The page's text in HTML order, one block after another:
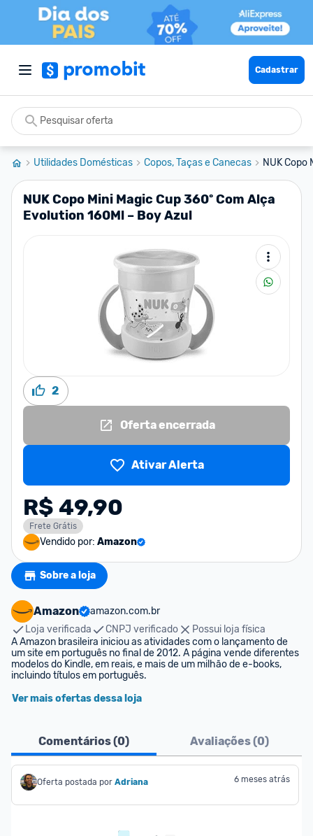
Cadastrar
Utilidades Domésticas Copos, Taças e Canecas NUK Copo
NUK Copo Mini Magic Cup 360º Com Alça
Evolution 160Ml – Boy Azul
2
Oferta encerrada
Ativar Alerta
R$ 49,90
Frete Grátis
Vendido por: Amazon
Sobre a loja
Amazon
amazon.com.br
Loja verificada
CNPJ verificado
Possui loja física
A Amazon brasileira iniciou as atividades com o lançamento de
um site em português no final de 2012. A página vende diferentes
modelos do Kindle, em reais, e mais de um milhão de e-books,
incluindo títulos em português.
Ver mais ofertas dessa loja
Comentários (0) Avaliações (0)
Oferta postada por Adriana 6 meses atrás